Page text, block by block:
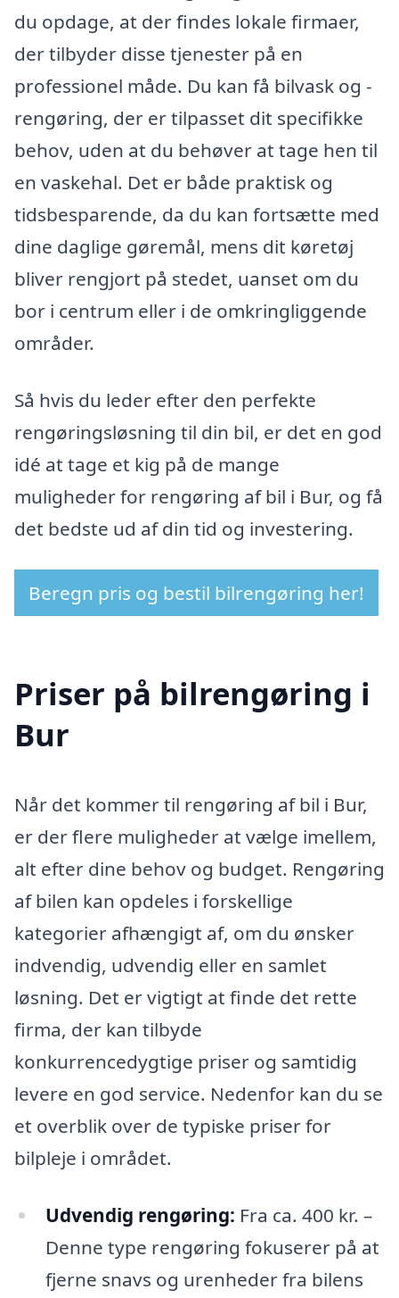
du opdage, at der findes lokale firmaer,
der tilbyder disse tjenester på en
professionel måde. Du kan få bilvask og -
rengøring, der er tilpasset dit specifikke
behov, uden at du behøver at tage hen til
en vaskehal. Det er både praktisk og
tidsbesparende, da du kan fortsætte med
dine daglige gøremål, mens dit køretøj
bliver rengjort på stedet, uanset om du
bor i centrum eller i de omkringliggende
områder.
Så hvis du leder efter den perfekte
rengøringsløsning til din bil, er det en god
idé at tage et kig på de mange
muligheder for rengøring af bil i Bur, og få
det bedste ud af din tid og investering.
Beregn pris og bestil bilrengøring her!
Priser på bilrengøring i
Bur
Når det kommer til rengøring af bil i Bur,
er der flere muligheder at vælge imellem,
alt efter dine behov og budget. Rengøring
af bilen kan opdeles i forskellige
kategorier afhængigt af, om du ønsker
indvendig, udvendig eller en samlet
løsning. Det er vigtigt at finde det rette
firma, der kan tilbyde
konkurrencedygtige priser og samtidig
levere en god service. Nedenfor kan du se
et overblik over de typiske priser for
bilpleje i området.
Udvendig rengøring: Fra ca. 400 kr. –
Denne type rengøring fokuserer på at
fjerne snavs og urenheder fra bilens